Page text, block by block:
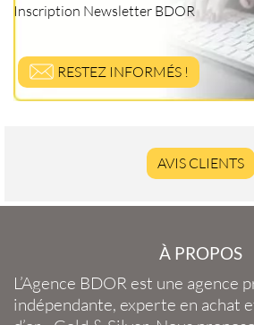
Inscription Newsletter BDOR
RESTEZ INFORMÉS !
AVIS CLIENTS
À PROPOS
L’Agence BDOR est une agence
indépendante, experte en achat